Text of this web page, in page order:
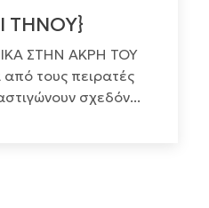
ΤΗΝΟΥ}
ΣΤΗΝ ΑΚΡΗ ΤΟΥ
τους πειρατές
σχεδόν...